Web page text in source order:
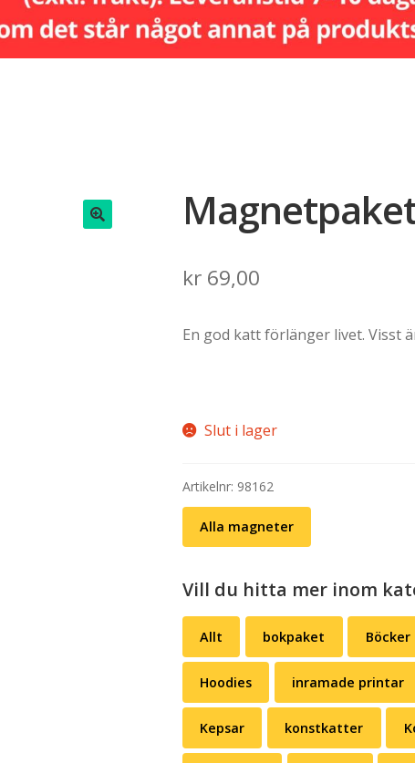
kr69,00
En god katt förlänger livet. Visst
Slut i lager
Artikelnr: 98162
Alla magneter
Vill du hitta mer inom
Allt bokpaket Böcker
Hoodies inramade printar
Kepsar konstkatter